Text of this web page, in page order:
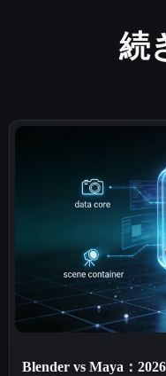
続
Blender vs Maya：